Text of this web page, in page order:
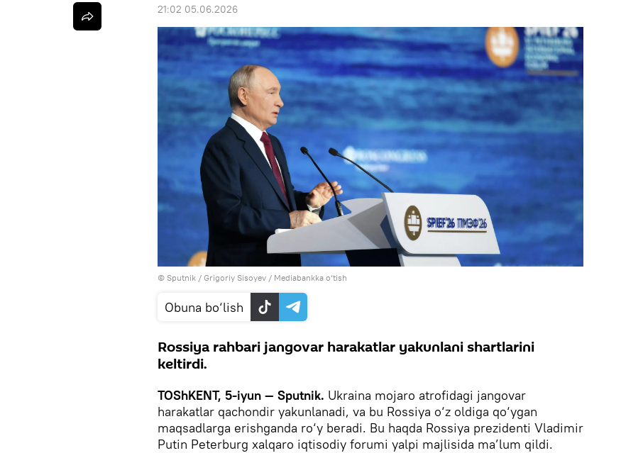
21:02 05.06.2026
© Sputnik / Grigoriy Sisoyev / Mediabankka o‘tish
Obuna bo‘lish
Rossiya rahbari jangovar harakatlar yakunlani shartlarini
keltirdi.
TOShKENT, 5-iyun — Sputnik. Ukraina mojaro atrofidagi jangovar
harakatlar qachondir yakunlanadi, va bu Rossiya o‘z oldiga qo‘ygan
maqsadlarga erishganda ro‘y beradi. Bu haqda Rossiya prezidenti Vladimir
Putin Peterburg xalqaro iqtisodiy forumi yalpi majlisida ma’lum qildi.